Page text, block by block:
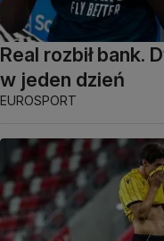
Real rozbił bank.
w jeden dzień
EUROSPORT